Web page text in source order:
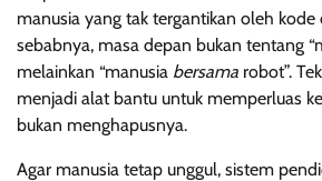
manusia yang tak tergantikan oleh
sebabnya, masa depan bukan tentang
melainkan “manusia bersama robot”.
menjadi alat bantu untuk memperluas
bukan menghapusnya.
Agar manusia tetap unggul, sistem